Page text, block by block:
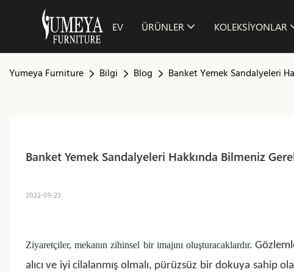
EV ÜRÜNLER KOLEKSIYONLAR
Yumeya Furniture Bilgi Blog Banket Yemek Sandalyeleri
Banket Yemek Sandalyeleri Hakkında Bilmeniz
2022-09-23
Ziyaretçiler, mekanın zihinsel bir imajını oluşturacaklardır.
alıcı ve iyi cilalanmış olmalı, pürüzsüz bir dokuya sahip